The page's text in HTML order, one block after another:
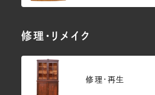
修理・リメイク
修理・再生